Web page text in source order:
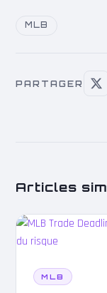
MLB
PARTAGER
Articles
MLB